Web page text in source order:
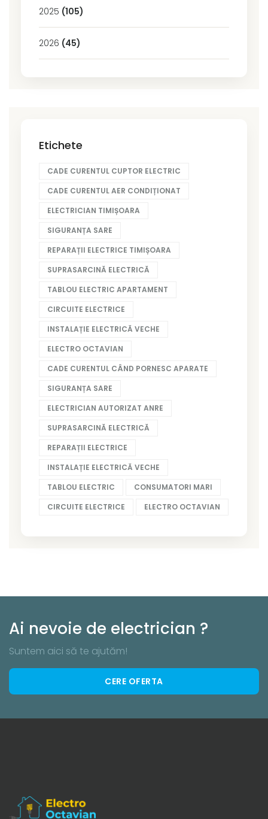
2025 (105)
2026 (45)
Etichete
CADE CURENTUL CUPTOR ELECTRIC
CADE CURENTUL AER CONDIȚIONAT
ELECTRICIAN TIMIȘOARA
SIGURANȚA SARE
REPARAȚII ELECTRICE TIMIȘOARA
SUPRASARCINĂ ELECTRICĂ
TABLOU ELECTRIC APARTAMENT
CIRCUITE ELECTRICE
INSTALAȚIE ELECTRICĂ VECHE
ELECTRO OCTAVIAN
CADE CURENTUL CÂND PORNESC APARATE
SIGURANȚA SARE
ELECTRICIAN AUTORIZAT ANRE
SUPRASARCINĂ ELECTRICĂ
REPARAȚII ELECTRICE
INSTALAȚIE ELECTRICĂ VECHE
TABLOU ELECTRIC
CONSUMATORI MARI
CIRCUITE ELECTRICE
ELECTRO OCTAVIAN
Ai nevoie de electrician ?
Suntem aici să te ajutăm!
CERE OFERTA